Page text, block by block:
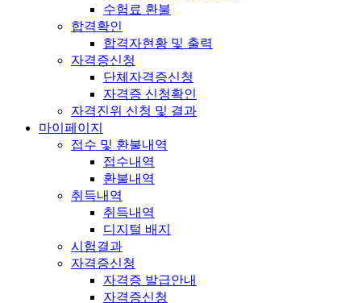
수험료 환불
합격확인
합격자현황 및 출력
자격증신청
단체자격증신청
자격증 신청확인
자격진위 신청 및 결과
마이페이지
접수 및 환불내역
접수내역
환불내역
취득내역
취득내역
디지털 배지
시험결과
자격증신청
자격증 발급안내
자격증신청